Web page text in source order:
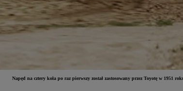
Napęd na cztery koła po raz pierwszy został zastosowany przez Toyotę w